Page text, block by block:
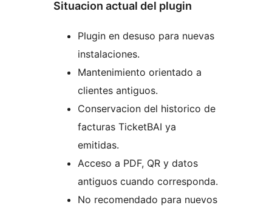
Situacion actual del plugin
Plugin en desuso para nuevas
instalaciones.
Mantenimiento orientado a
clientes antiguos.
Conservacion del historico de
facturas TicketBAI ya
emitidas.
Acceso a PDF, QR y datos
antiguos cuando corresponda.
No recomendado para nuevos